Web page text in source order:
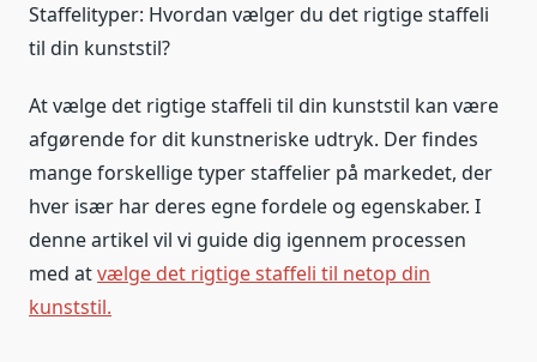
Staffelityper: Hvordan vælger du det rigtige staffeli
til din kunststil?
At vælge det rigtige staffeli til din kunststil kan være
afgørende for dit kunstneriske udtryk. Der findes
mange forskellige typer staffelier på markedet, der
hver især har deres egne fordele og egenskaber. I
denne artikel vil vi guide dig igennem processen
med atvælge det rigtige staffeli til netop din
kunststil.